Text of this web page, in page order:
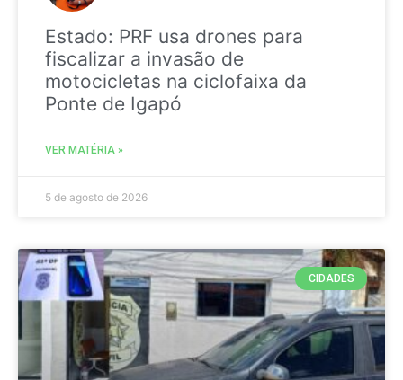
Estado: PRF usa drones para
fiscalizar a invasão de
motocicletas na ciclofaixa da
Ponte de Igapó
VER MATÉRIA »
5 de agosto de 2026
CIDADES